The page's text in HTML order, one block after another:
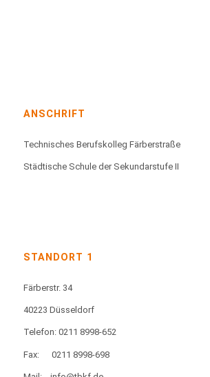
ANSCHRIFT
Technisches Berufskolleg Färberstraße
Städtische Schule der Sekundarstufe II
STANDORT 1
Färberstr. 34
40223 Düsseldorf
Telefon: 0211 8998-652
Fax: 0211 8998-698